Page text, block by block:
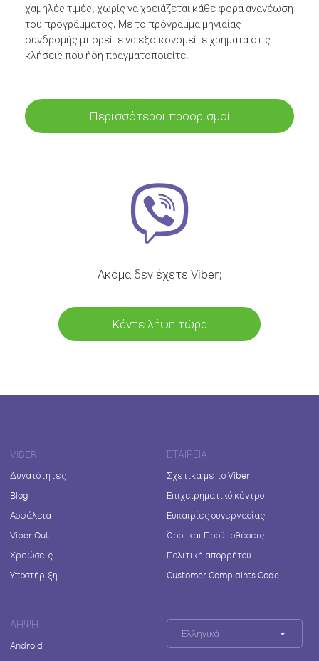
χαμηλές τιμές, χωρίς να χρειάζεται κάθε φορά ανανέωση
του προγράμματος. Με το πρόγραμμα μηνιαίας
συνδρομής μπορείτε να εξοικονομείτε χρήματα στις
κλήσεις που ήδη πραγματοποιείτε.
Περισσότεροι προορισμοί
Ακόμα δεν έχετε Viber;
Κάντε λήψη τώρα
VIBER
Δυνατότητες
Blog
Ασφάλεια
Viber Out
Χρεώσεις
Υποστήριξη
ΕΤΑΙΡΕΊΑ
Σχετικά με το Viber
Επιχειρηματικό κέντρο
Ευκαιρίες συνεργασίας
Όροι και Προϋποθέσεις
Πολιτική απορρήτου
Customer Complaints Code
ΛΉΨΗ
Android
Ελληνικά